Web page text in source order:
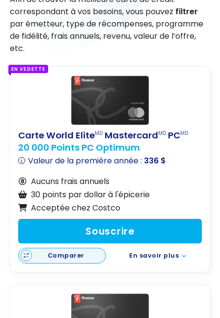
correspondant à vos besoins, vous pouvez filtrer
par émetteur, type de récompenses, programme
de fidélité, frais annuels, revenu, valeur de l’offre,
etc.
EN VEDETTE
Carte World EliteMD MastercardMD PCMD
20 000 Points PC Optimum
Valeur de la première année : 336 $
Aucuns frais annuels
30 points par dollar à l'épicerie
Acceptée chez Costco
Souscrire
Comparer En savoir plus